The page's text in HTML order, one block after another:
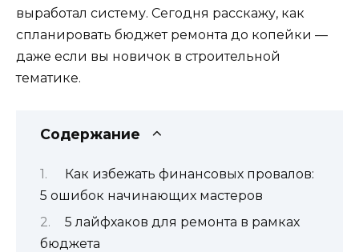
выработал систему. Сегодня расскажу, как
спланировать бюджет ремонта до копейки —
даже если вы новичок в строительной
тематике.
Содержание
Как избежать финансовых провалов:
5 ошибок начинающих мастеров
5 лайфхаков для ремонта в рамках
бюджета